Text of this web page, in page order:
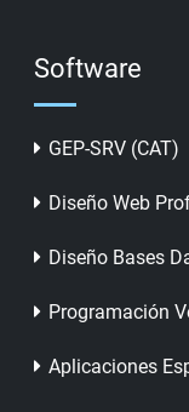
Software
GEP-SRV (CAT)
Diseño Web
Diseño Bases
Programación
Aplicaciones